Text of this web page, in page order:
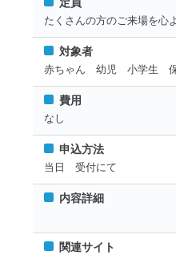
たくさんの方のご来場を心
対象者
赤ちゃん 幼児 小学生
費用
なし
申込方法
当日 受付にて
内容詳細
関連サイト